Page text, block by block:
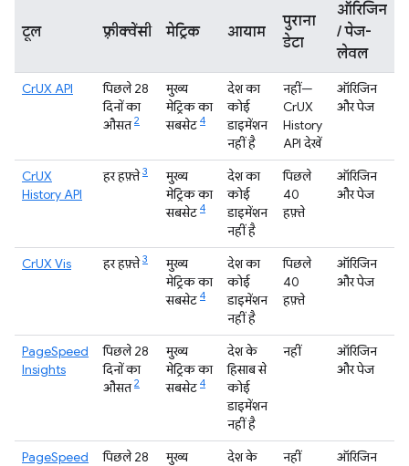
टूल फ़्रीक्वेंसी मेट्रिक आयाम
पुराना
डेटा
ऑरिजिन
/ पेज-
लेवल
CrUX API
पिछले 28
दिनों का
औसत2
मुख्य
मेट्रिक का
सबसेट 4
देश का
कोई
डाइमेंशन
नहीं है
नहीं—
CrUX
History
API देखें
ऑरिजिन
और पेज
CrUX
History API
हर हफ़्ते3
मुख्य
मेट्रिक का
सबसेट 4
देश का
कोई
डाइमेंशन
नहीं है
पिछले
40
हफ़्ते
ऑरिजिन
और पेज
CrUX Vis हर हफ़्ते3
मुख्य
मेट्रिक का
सबसेट 4
देश का
कोई
डाइमेंशन
नहीं है
पिछले
40
हफ़्ते
ऑरिजिन
और पेज
PageSpeed
Insights
पिछले 28
दिनों का
औसत2
मुख्य
मेट्रिक का
सबसेट 4
देश के
हिसाब से
कोई
डाइमेंशन
नहीं है
नहीं
ऑरिजिन
और पेज
PageSpeed
पिछले 28
मुख्य
देश के
नहीं
ऑरिजिन